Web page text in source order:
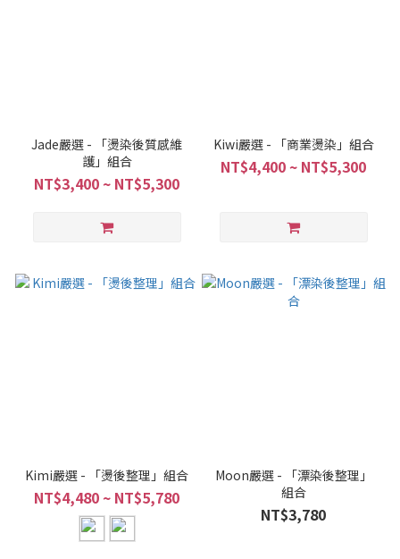
Jade嚴選 - 「燙染後質感維
護」組合
NT$3,400 ~ NT$5,300
Kiwi嚴選 - 「商業燙染」組合
NT$4,400 ~ NT$5,300
Kimi嚴選 - 「燙後整理」組合
NT$4,480 ~ NT$5,780
Moon嚴選 - 「漂染後整理」
組合
NT$3,780